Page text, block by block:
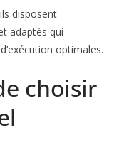
disposent
adaptés qui
optimales.
choisir